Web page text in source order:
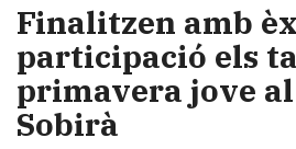
Finalitzen amb
participació els
primavera jove
Sobirà